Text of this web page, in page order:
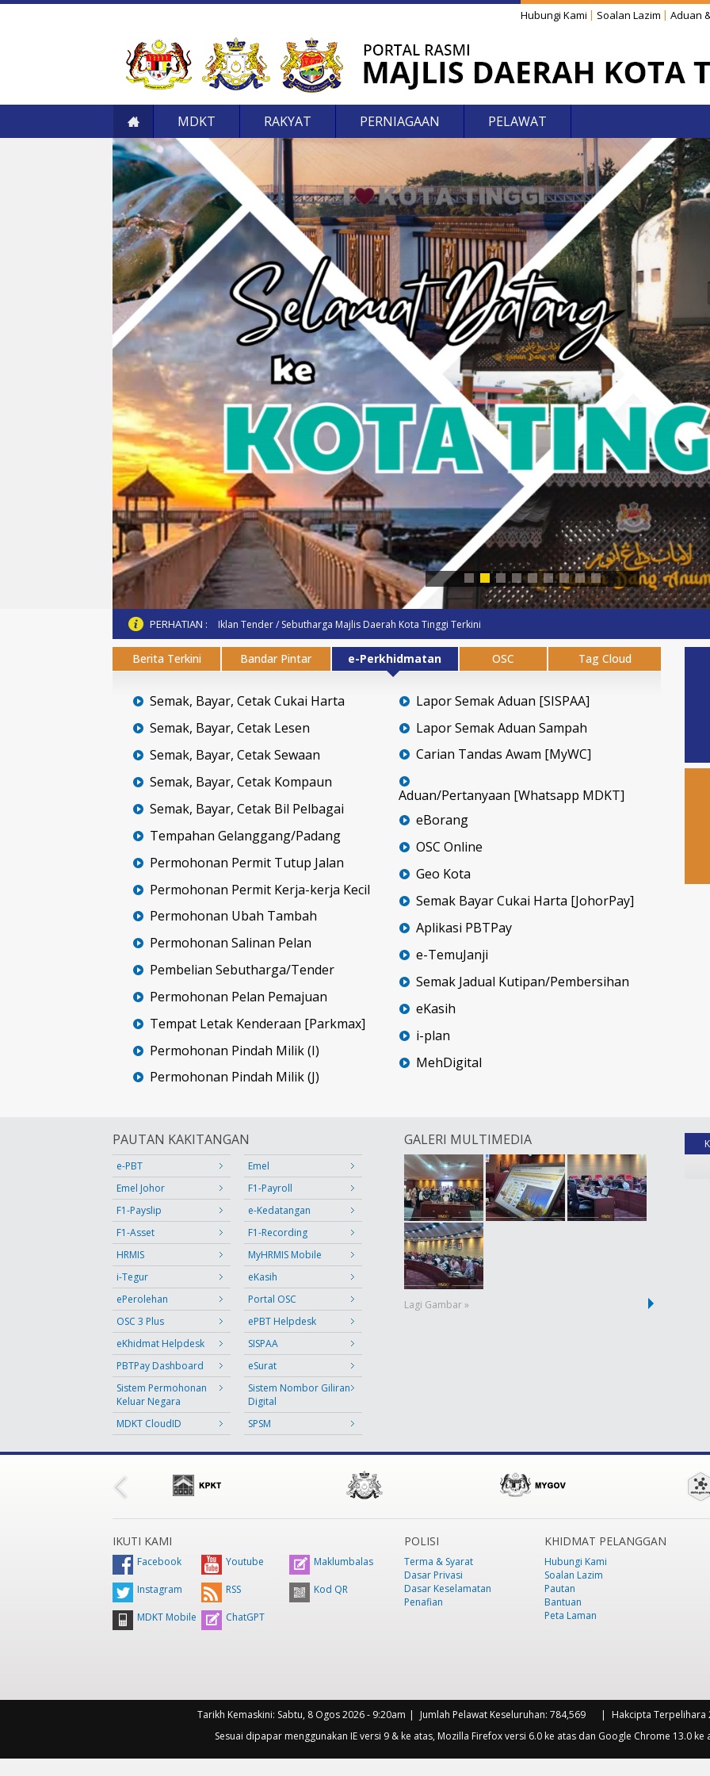
Hubungi Kami Soalan Lazim Aduan
MDKT RAKYAT PERNIAGAAN PELAWAT
PERHATIAN : Iklan Tender / Sebutharga Majlis Daerah Kota Tinggi Terkini
Berita Terkini Bandar Pintar e-Perkhidmatan OSC Tag Cloud
Semak, Bayar, Cetak Cukai Harta
Semak, Bayar, Cetak Lesen
Semak, Bayar, Cetak Sewaan
Semak, Bayar, Cetak Kompaun
Semak, Bayar, Cetak Bil Pelbagai
Tempahan Gelanggang/Padang
Permohonan Permit Tutup Jalan
Permohonan Permit Kerja-kerja Kecil
Permohonan Ubah Tambah
Permohonan Salinan Pelan
Pembelian Sebutharga/Tender
Permohonan Pelan Pemajuan
Tempat Letak Kenderaan [Parkmax]
Permohonan Pindah Milik (I)
Permohonan Pindah Milik (J)
Lapor Semak Aduan [SISPAA]
Lapor Semak Aduan Sampah
Carian Tandas Awam [MyWC]
Aduan/Pertanyaan [Whatsapp MDKT]
eBorang
OSC Online
Geo Kota
Semak Bayar Cukai Harta [JohorPay]
Aplikasi PBTPay
e-TemuJanji
Semak Jadual Kutipan/Pembersihan
eKasih
i-plan
MehDigital
PAUTAN KAKITANGAN
e-PBT
Emel
Emel Johor
F1-Payroll
F1-Payslip
e-Kedatangan
F1-Asset
F1-Recording
HRMIS
MyHRMIS Mobile
i-Tegur
eKasih
ePerolehan
Portal OSC
OSC 3 Plus
ePBT Helpdesk
eKhidmat Helpdesk
SISPAA
PBTPay Dashboard
eSurat
Sistem Permohonan
Keluar Negara
Sistem Nombor Giliran
Digital
MDKT CloudID
SPSM
GALERI MULTIMEDIA
Lagi Gambar »
IKUTI KAMI
Facebook Youtube Maklumbalas
Instagram RSS Kod QR
MDKT Mobile ChatGPT
POLISI
Terma & Syarat
Dasar Privasi
Dasar Keselamatan
Penafian
KHIDMAT PELANGGAN
Hubungi Kami
Soalan Lazim
Pautan
Bantuan
Peta Laman
Tarikh Kemaskini: Sabtu, 8 Ogos 2026 - 9:20am Jumlah Pelawat Keseluruhan: 784,569
Hakcipta Terpelihara
Sesuai dipapar menggunakan IE versi 9 & ke atas, Mozilla Firefox versi 6.0 ke atas dan Google Chrome 13.0